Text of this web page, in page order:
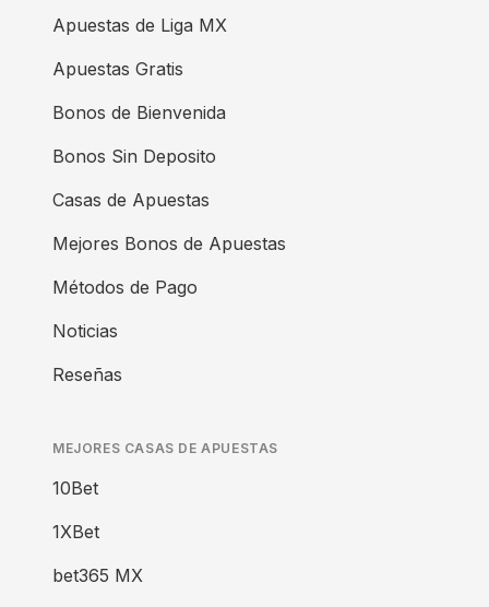
Apuestas de Liga MX
Apuestas Gratis
Bonos de Bienvenida
Bonos Sin Deposito
Casas de Apuestas
Mejores Bonos de Apuestas
Métodos de Pago
Noticias
Reseñas
MEJORES CASAS DE APUESTAS
10Bet
1XBet
bet365 MX